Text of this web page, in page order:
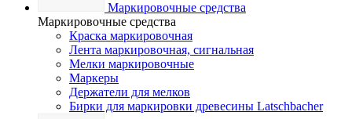
Маркировочные средства
Маркировочные средства
Краска маркировочная
Лента маркировочная, сигнальная
Мелки маркировочные
Маркеры
Держатели для мелков
Бирки для маркировки древесины Latschbacher